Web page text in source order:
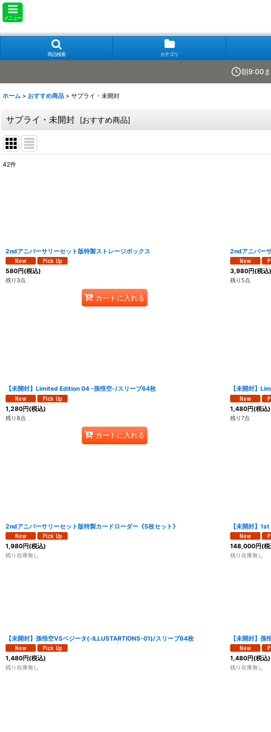
メニュー
商品検索 カテゴリ
朝9:00
ホーム > おすすめ商品 > サプライ・未開封
サプライ・未開封 [おすすめ商品]
42件
2ndアニバーサリーセット版特製ストレージボックス
580円(税込)
残り3点
カートに入れる
2ndアニバー
3,980円(税込)
残り5点
【未開封】Limited Edition 04 -孫悟空-/スリーブ64枚
1,280円(税込)
残り8点
カートに入れる
【未開封】
1,480円(税込)
残り7点
2ndアニバーサリーセット版特製カードローダー《5枚セット》
1,980円(税込)
残り在庫無し
【未開封】
148,000円(
残り在庫無し
【未開封】孫悟空VSベジータ(-ILLUSTARTIONS-01)/スリーブ64枚
1,480円(税込)
残り在庫無し
【未開封】
1,480円(税込)
残り在庫無し